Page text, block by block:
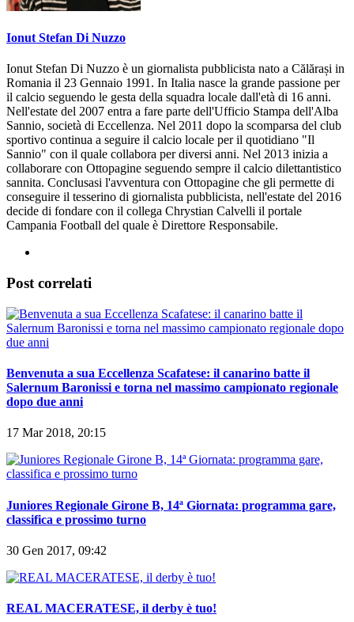
Ionut Stefan Di Nuzzo
Ionut Stefan Di Nuzzo è un giornalista pubblicista nato a Călărași in
Romania il 23 Gennaio 1991. In Italia nasce la grande passione per
il calcio seguendo le gesta della squadra locale dall'età di 16 anni.
Nell'estate del 2007 entra a fare parte dell'Ufficio Stampa dell'Alba
Sannio, società di Eccellenza. Nel 2011 dopo la scomparsa del club
sportivo continua a seguire il calcio locale per il quotidiano "Il
Sannio" con il quale collabora per diversi anni. Nel 2013 inizia a
collaborare con Ottopagine seguendo sempre il calcio dilettantistico
sannita. Conclusasi l'avventura con Ottopagine che gli permette di
conseguire il tesserino di giornalista pubblicista, nell'estate del 2016
decide di fondare con il collega Chrystian Calvelli il portale
Campania Football del quale è Direttore Responsabile.
Post correlati
Benvenuta a sua Eccellenza Scafatese: il canarino batte il
Salernum Baronissi e torna nel massimo campionato regionale
dopo due anni
17 Mar 2018, 20:15
Juniores Regionale Girone B, 14ª Giornata: programma gare,
classifica e prossimo turno
30 Gen 2017, 09:42
REAL MACERATESE, il derby è tuo!